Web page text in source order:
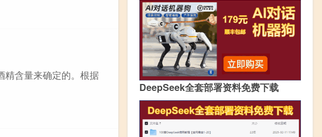
精含量来确定的。根据
DeepSeek全套部署资料免费下载